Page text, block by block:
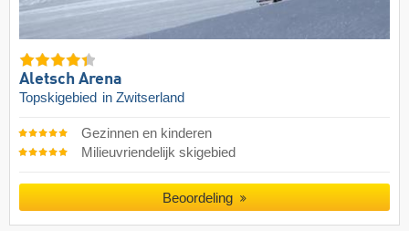
Aletsch Arena
Topskigebied in Zwitserland
Gezinnen en kinderen
Milieuvriendelijk skigebied
Beoordeling